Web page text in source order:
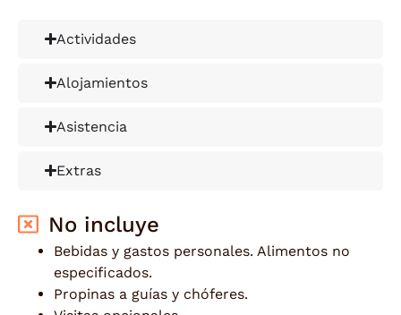
Actividades
Alojamientos
Asistencia
Extras
No incluye
Bebidas y gastos personales. Alimentos no
especificados.
Propinas a guías y chóferes.